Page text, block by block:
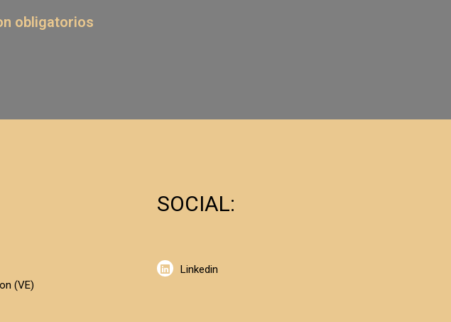
obligatorios
(VE)
SOCIAL:
Linkedin